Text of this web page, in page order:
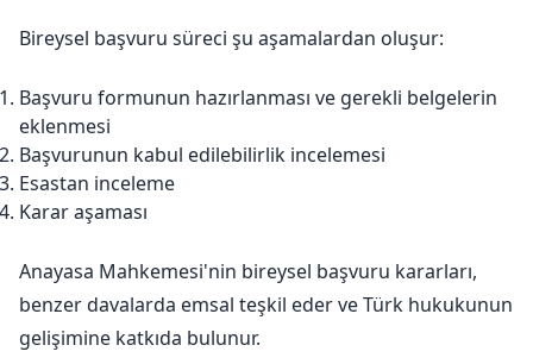
Bireysel başvuru süreci şu aşamalardan oluşur:
Başvuru formunun hazırlanması ve gerekli belgelerin
eklenmesi
Başvurunun kabul edilebilirlik incelemesi
Esastan inceleme
Karar aşaması
Anayasa Mahkemesi'nin bireysel başvuru kararları,
benzer davalarda emsal teşkil eder ve Türk hukukunun
gelişimine katkıda bulunur.